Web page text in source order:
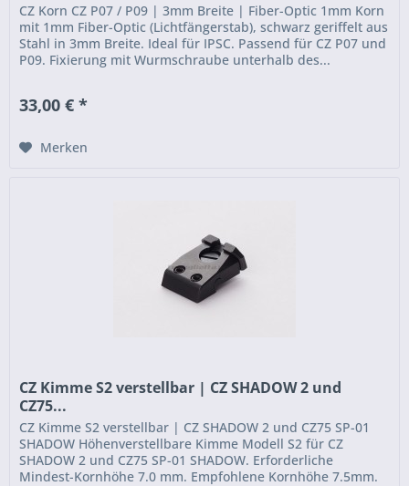
CZ Korn CZ P07 / P09 | 3mm Breite | Fiber-Optic 1mm Korn
mit 1mm Fiber-Optic (Lichtfängerstab), schwarz geriffelt aus
Stahl in 3mm Breite. Ideal für IPSC. Passend für CZ P07 und
P09. Fixierung mit Wurmschraube unterhalb des...
33,00 € *
Merken
CZ Kimme S2 verstellbar | CZ SHADOW 2 und
CZ75...
CZ Kimme S2 verstellbar | CZ SHADOW 2 und CZ75 SP-01
SHADOW Höhenverstellbare Kimme Modell S2 für CZ
SHADOW 2 und CZ75 SP-01 SHADOW. Erforderliche
Mindest-Kornhöhe 7.0 mm. Empfohlene Kornhöhe 7.5mm.